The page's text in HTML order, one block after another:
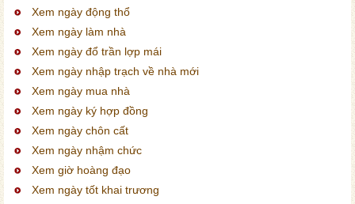
Xem ngày động thổ
Xem ngày làm nhà
Xem ngày đổ trần lợp mái
Xem ngày nhập trạch về nhà mới
Xem ngày mua nhà
Xem ngày ký hợp đồng
Xem ngày chôn cất
Xem ngày nhậm chức
Xem giờ hoàng đạo
Xem ngày tốt khai trương